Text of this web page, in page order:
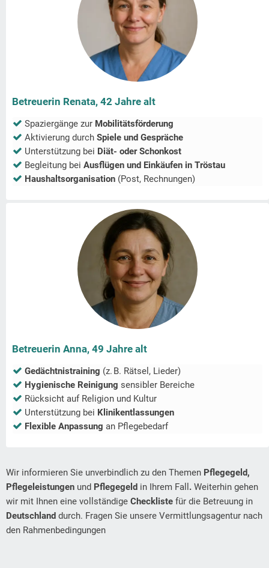
Betreuerin Renata, 42 Jahre alt
Spaziergänge zur Mobilitätsförderung
Aktivierung durch Spiele und Gespräche
Unterstützung bei Diät- oder Schonkost
Begleitung bei Ausflügen und Einkäufen in Tröstau
Haushaltsorganisation (Post, Rechnungen)
Betreuerin Anna, 49 Jahre alt
Gedächtnistraining (z. B. Rätsel, Lieder)
Hygienische Reinigung sensibler Bereiche
Rücksicht auf Religion und Kultur
Unterstützung bei Klinikentlassungen
Flexible Anpassung an Pflegebedarf
Wir informieren Sie unverbindlich zu den Themen Pflegegeld,
Pflegeleistungen und Pflegegeld in Ihrem Fall . Weiterhin gehen
wir mit Ihnen eine vollständige Checkliste für die Betreuung in
Deutschland durch. Fragen Sie unsere Vermittlungsagentur nach
den Rahmenbedingungen